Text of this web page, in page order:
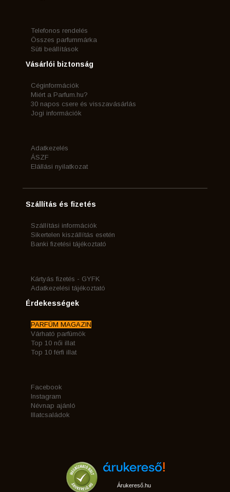
Telefonos rendelés
Összes parfummárka
Süti beállítások
Vásárlói biztonság
Céginformációk
Miért a Parfum.hu?
30 napos csere és visszavásárlás
Jogi információk
Adatkezelés
ÁSZF
Elállási nyilatkozat
Szállítás és fizetés
Szállítási információk
Sikertelen kiszállítás esetén
Banki fizetési tájékoztató
Kártyás fizetés - GYFK
Adatkezelési tájékoztató
Érdekességek
PARFÜM MAGAZIN
Várható parfümök
Top 10 női illat
Top 10 férfi illat
Facebook
Instagram
Névnap ajánló
Illatcsaládok
Árukereső.hu